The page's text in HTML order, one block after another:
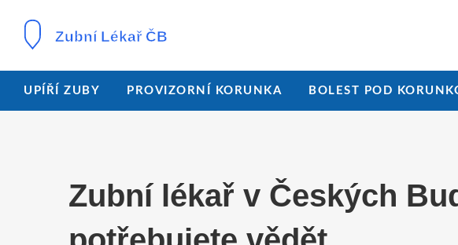
UPÍŘÍ ZUBY PROVIZORNÍ KORUNKA BOLEST POD
Zubní lékař v Českých